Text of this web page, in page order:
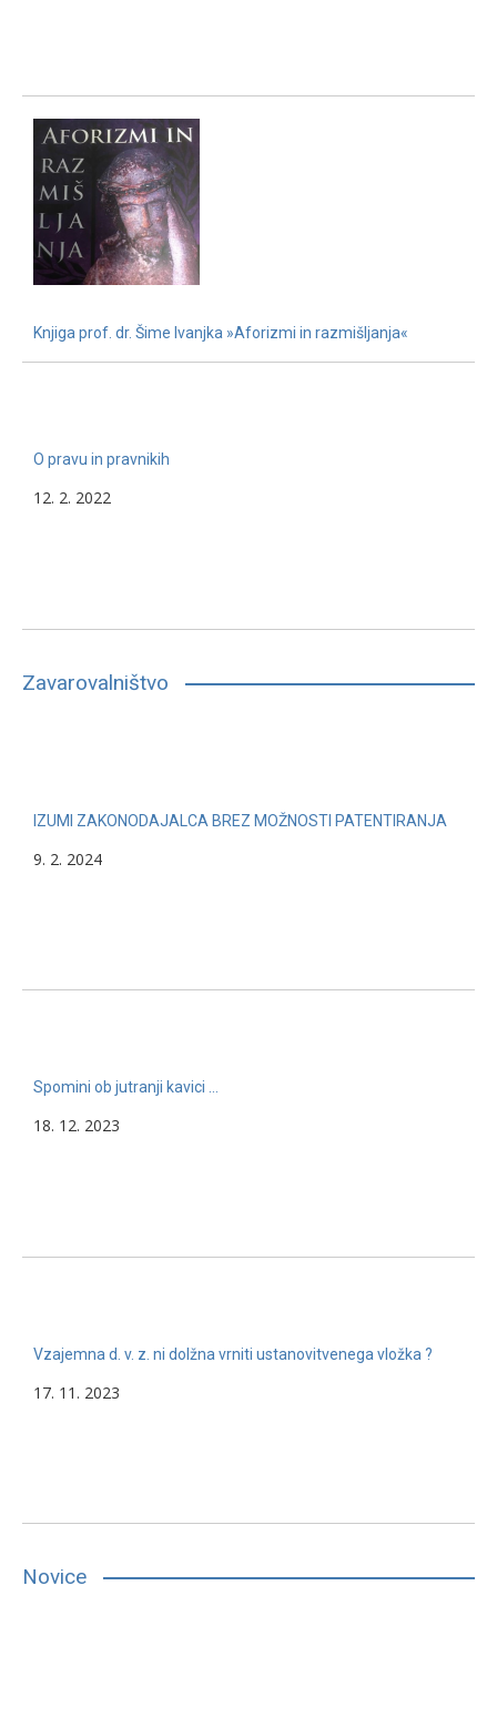
Knjiga prof. dr. Šime Ivanjka »Aforizmi in razmišljanja«
O pravu in pravnikih
12. 2. 2022
Zavarovalništvo
IZUMI ZAKONODAJALCA BREZ MOŽNOSTI PATENTIRANJA
9. 2. 2024
Spomini ob jutranji kavici …
18. 12. 2023
Vzajemna d. v. z. ni dolžna vrniti ustanovitvenega vložka ?
17. 11. 2023
Novice